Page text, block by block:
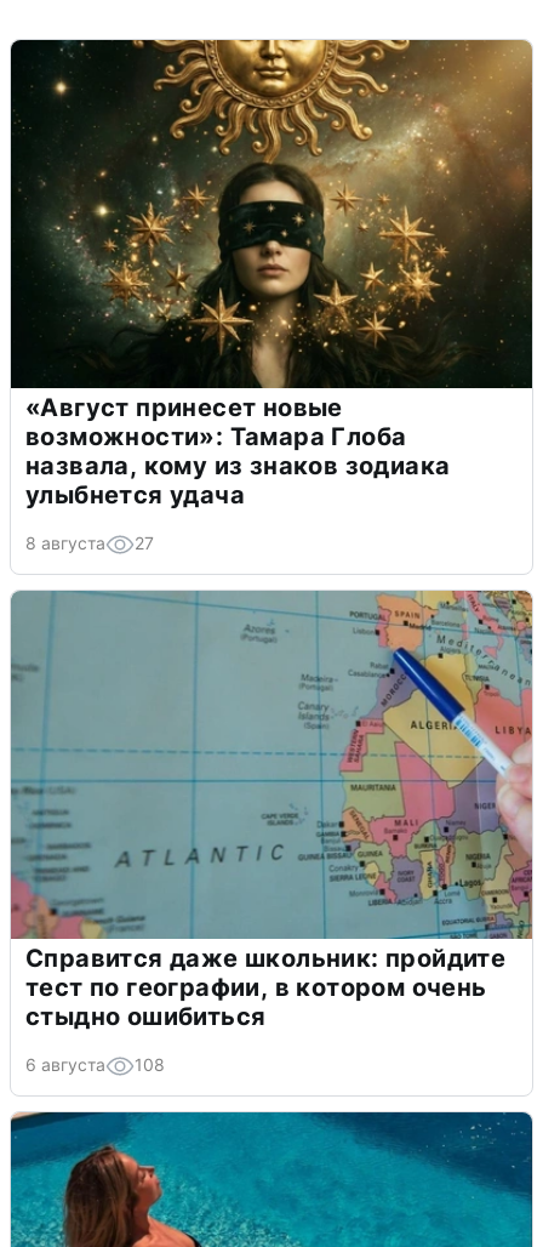
«Август принесет новые
возможности»: Тамара Глоба
назвала, кому из знаков зодиака
улыбнется удача
8 августа 27
Справится даже школьник: пройдите
тест по географии, в котором очень
стыдно ошибиться
6 августа 108